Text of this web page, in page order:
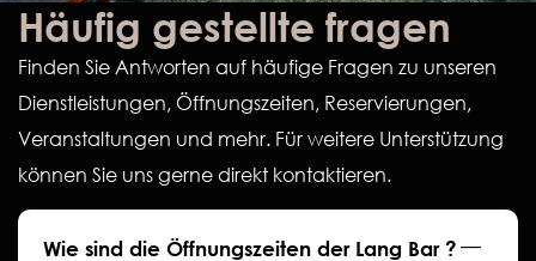
Häufig gestellte fragen
Finden Sie Antworten auf häufige Fragen zu unseren
Dienstleistungen, Öffnungszeiten, Reservierungen,
Veranstaltungen und mehr. Für weitere Unterstützung
können Sie uns gerne direkt kontaktieren.
Wie sind die Öffnungszeiten der Lang Bar ?